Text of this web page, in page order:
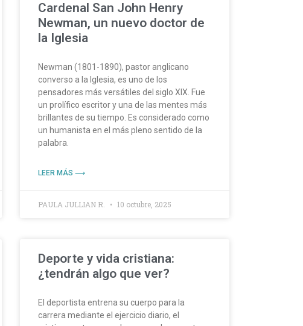
Cardenal San John Henry
Newman, un nuevo doctor de
la Iglesia
Newman (1801-1890), pastor anglicano
converso a la Iglesia, es uno de los
pensadores más versátiles del siglo XIX. Fue
un prolífico escritor y una de las mentes más
brillantes de su tiempo. Es considerado como
un humanista en el más pleno sentido de la
palabra.
LEER MÁS ⟶
PAULA JULLIAN R. 10 octubre, 2025
Deporte y vida cristiana:
¿tendrán algo que ver?
El deportista entrena su cuerpo para la
carrera mediante el ejercicio diario, el